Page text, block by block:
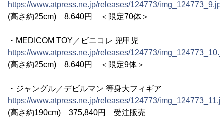
https://www.atpress.ne.jp/releases/124773/
(高さ約25cm) 8,640円 ＜限定70体＞
・MEDICOM TOY／ビニコレ 兜甲児
https://www.atpress.ne.jp/releases/124773/
(高さ約25cm) 8,640円 ＜限定9体＞
・ジャングル／デビルマン 等身大フィギア
https://www.atpress.ne.jp/releases/124773/
(高さ約190cm) 375,840円 受注販売